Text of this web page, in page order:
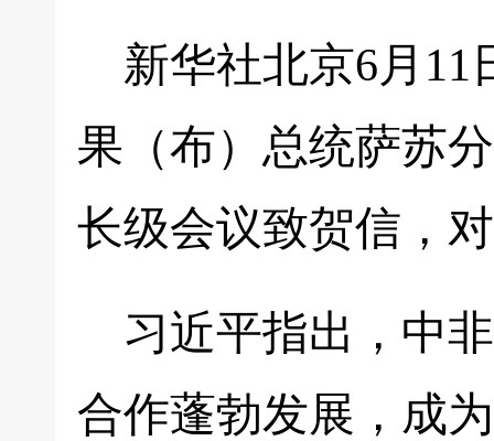
新华社北京6月11
果（布）总统萨苏
长级会议致贺信，
习近平指出，中
合作蓬勃发展，成